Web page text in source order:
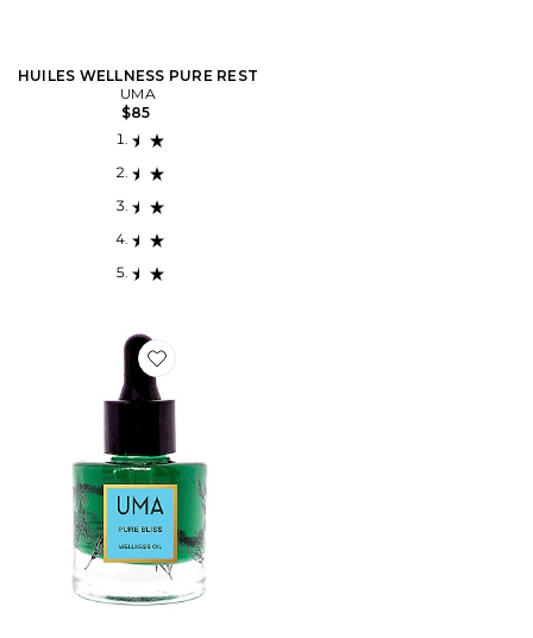
HUILES WELLNESS PURE REST
UMA
$85
Favorite HUILES WELLNESS PURE BLISS